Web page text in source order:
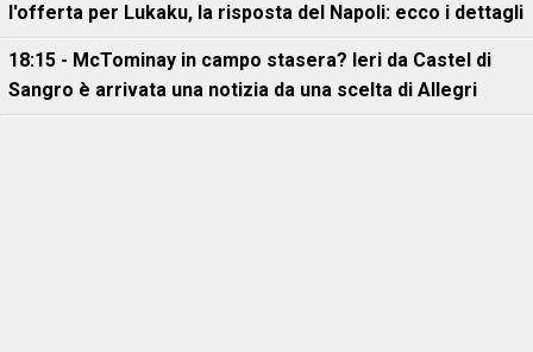
l'offerta per Lukaku, la risposta del Napoli: ecco i dettagli
18:15 - McTominay in campo stasera? Ieri da Castel di
Sangro è arrivata una notizia da una scelta di Allegri